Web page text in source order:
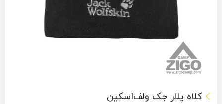
کلاه پلار جک ولف‌اسکین